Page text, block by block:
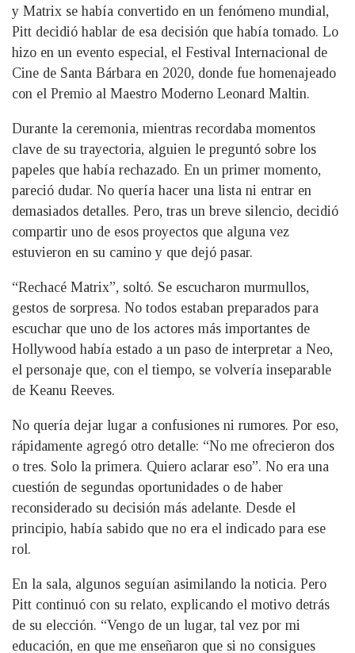
y Matrix se había convertido en un fenómeno mundial,
Pitt decidió hablar de esa decisión que había tomado. Lo
hizo en un evento especial, el Festival Internacional de
Cine de Santa Bárbara en 2020, donde fue homenajeado
con el Premio al Maestro Moderno Leonard Maltin.
Durante la ceremonia, mientras recordaba momentos
clave de su trayectoria, alguien le preguntó sobre los
papeles que había rechazado. En un primer momento,
pareció dudar. No quería hacer una lista ni entrar en
demasiados detalles. Pero, tras un breve silencio, decidió
compartir uno de esos proyectos que alguna vez
estuvieron en su camino y que dejó pasar.
“Rechacé Matrix”, soltó. Se escucharon murmullos,
gestos de sorpresa. No todos estaban preparados para
escuchar que uno de los actores más importantes de
Hollywood había estado a un paso de interpretar a Neo,
el personaje que, con el tiempo, se volvería inseparable
de Keanu Reeves.
No quería dejar lugar a confusiones ni rumores. Por eso,
rápidamente agregó otro detalle: “No me ofrecieron dos
o tres. Solo la primera. Quiero aclarar eso”. No era una
cuestión de segundas oportunidades o de haber
reconsiderado su decisión más adelante. Desde el
principio, había sabido que no era el indicado para ese
rol.
En la sala, algunos seguían asimilando la noticia. Pero
Pitt continuó con su relato, explicando el motivo detrás
de su elección. “Vengo de un lugar, tal vez por mi
educación, en que me enseñaron que si no consigues